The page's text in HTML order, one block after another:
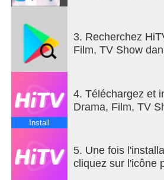
3. Recherchez
Film, TV Show
Install
4. Téléchargez et
Drama, Film, TV
5. Une fois
cliquez sur l'icône